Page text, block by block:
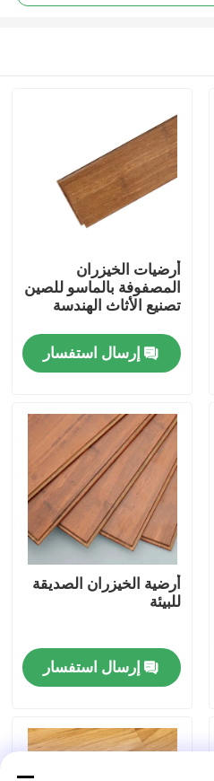
أرضيات الخيزران
المصفوفة بالماسو للصين
تصنيع الأثاث الهندسة
إرسال استفسار
أرضية الخيزران الصديقة
للبيئة
إرسال استفسار